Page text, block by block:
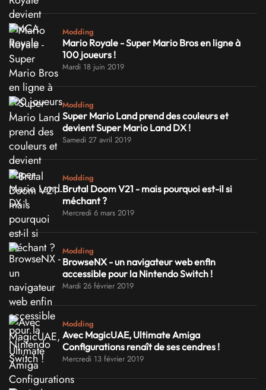
Modding
Mario Royale - Super Mario Bros en ligne à
100 joueurs !
Mardi 18 juin 2019
Modding
Super Mario Land prend des couleurs et
devient Super Mario Land DX !
Samedi 27 avril 2019
Modding
Brutal Doom V21 - mais pourquoi est-il si
méchant ?
Mercredi 6 mars 2019
Modding
BrowseNX - un navigateur web enfin
accessible pour la Nintendo Switch !
Mardi 26 février 2019
Modding
Avec MagicUAE, Ultimate Amiga
Configurations renaît de ses cendres !
Mercredi 13 février 2019